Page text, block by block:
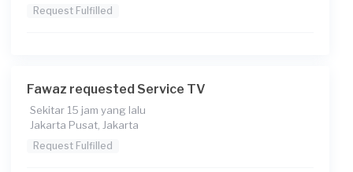
Request Fulfilled
Fawaz requested Service TV
Sekitar 15 jam yang lalu
Jakarta Pusat, Jakarta
Request Fulfilled